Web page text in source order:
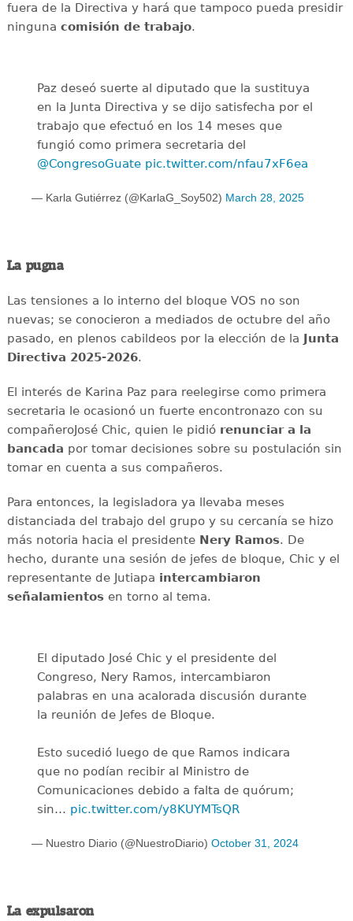
fuera de la Directiva y hará que tampoco pueda presidir
ninguna comisión de trabajo.
Paz deseó suerte al diputado que la sustituya
en la Junta Directiva y se dijo satisfecha por el
trabajo que efectuó en los 14 meses que
fungió como primera secretaria del
@CongresoGuate pic.twitter.com/nfau7xF6ea
— Karla Gutiérrez (@KarlaG_Soy502) March 28, 2025
La pugna
Las tensiones a lo interno del bloque VOS no son
nuevas; se conocieron a mediados de octubre del año
pasado, en plenos cabildeos por la elección de la Junta
Directiva 2025-2026.
El interés de Karina Paz para reelegirse como primera
secretaria le ocasionó un fuerte encontronazo con su
compañeroJosé Chic, quien le pidiórenunciar a la
bancada por tomar decisiones sobre su postulación sin
tomar en cuenta a sus compañeros.
Para entonces, la legisladora ya llevaba meses
distanciada del trabajo del grupo y su cercanía se hizo
más notoria hacia el presidente Nery Ramos. De
hecho, durante una sesión de jefes de bloque, Chic y el
representante de Jutiapa intercambiaron
señalamientosen torno al tema.
El diputado José Chic y el presidente del
Congreso, Nery Ramos, intercambiaron
palabras en una acalorada discusión durante
la reunión de Jefes de Bloque.
Esto sucedió luego de que Ramos indicara
que no podían recibir al Ministro de
Comunicaciones debido a falta de quórum;
sin… pic.twitter.com/y8KUYMTsQR
— Nuestro Diario (@NuestroDiario) October 31, 2024
La expulsaron